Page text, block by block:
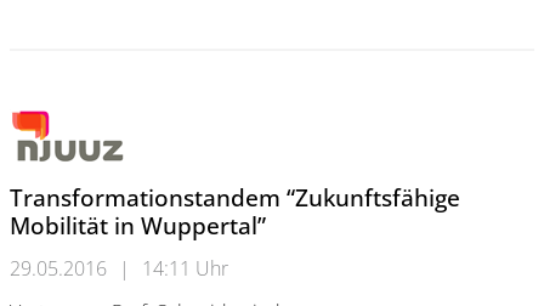
Transformationstandem “Zukunftsfähige
Mobilität in Wuppertal”
29.05.2016 |
14:11 Uhr